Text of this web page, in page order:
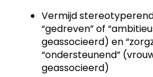
Vermijd
“gedreven” of
geassocieerd) en
“ondersteunend”
geassocieerd)